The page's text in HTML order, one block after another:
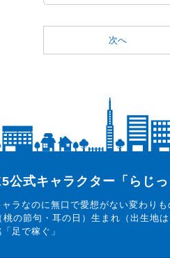
次へ
公式キャラクター「らじっ
ャラなのに無口で愛想がない変わり
桃の節句・耳の日）生まれ（出生地は
足で稼ぐ」